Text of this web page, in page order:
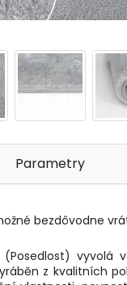
Parametry
bezdôvodne
vyvolá
z kvalitních